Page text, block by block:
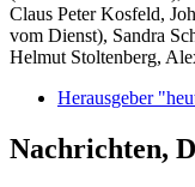
Claus Peter Kosfeld,
vom Dienst), Sandra
Helmut Stoltenberg,
Herausgeber
Nachrichten,